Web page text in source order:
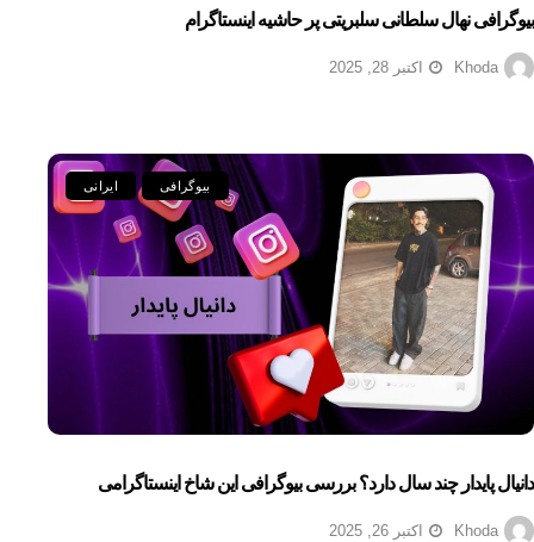
بیوگرافی نهال سلطانی سلبریتی پر حاشیه اینستاگرام
Khoda اکتبر 28, 2025
ایرانی بیوگرافی
دانیال پایدار چند سال دارد؟ بررسی بیوگرافی این شاخ اینستاگرامی
Khoda اکتبر 26, 2025